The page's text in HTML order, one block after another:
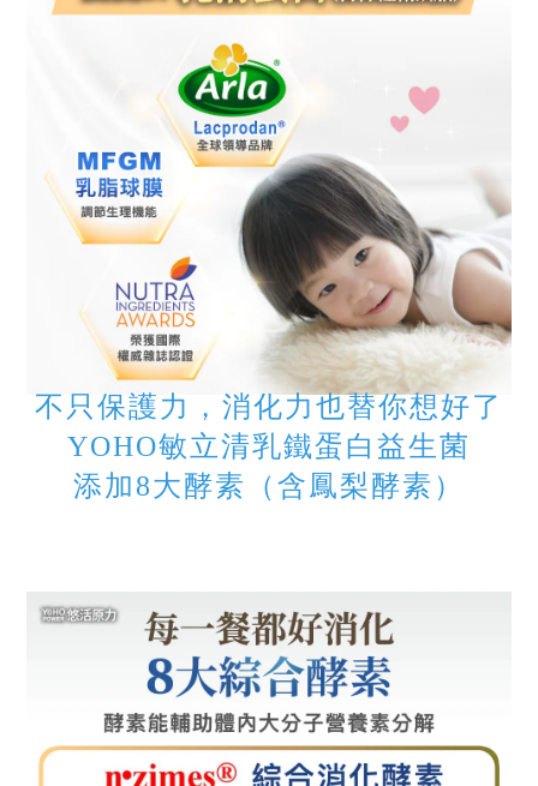
不只保護力，消化力也替你想好了
YOHO敏立清乳鐵蛋白益生菌
添加8大酵素（含鳳梨酵素）